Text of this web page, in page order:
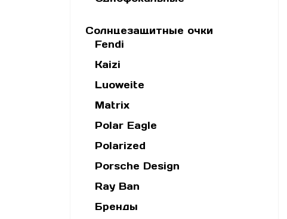
Солнцезащитные очки
Fendi
Kaizi
Luoweite
Matrix
Polar Eagle
Polarized
Porsche Design
Ray Ban
Бренды